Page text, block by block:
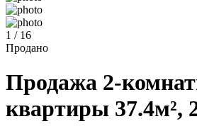
1 / 16
Продано
Продажа 2-
квартиры 37.4м²,